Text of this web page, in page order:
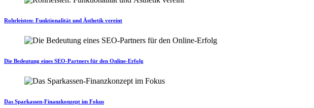
Rohrleisten: Funktionalität und Ästhetik vereint
Die Bedeutung eines SEO-Partners für den Online-Erfolg
Das Sparkassen-Finanzkonzept im Fokus